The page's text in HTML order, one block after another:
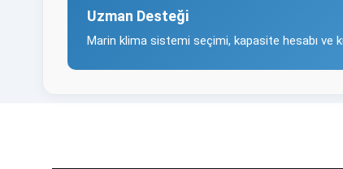
Uzman Desteği
Marin klima sistemi seçimi, kapasite hesabı ve